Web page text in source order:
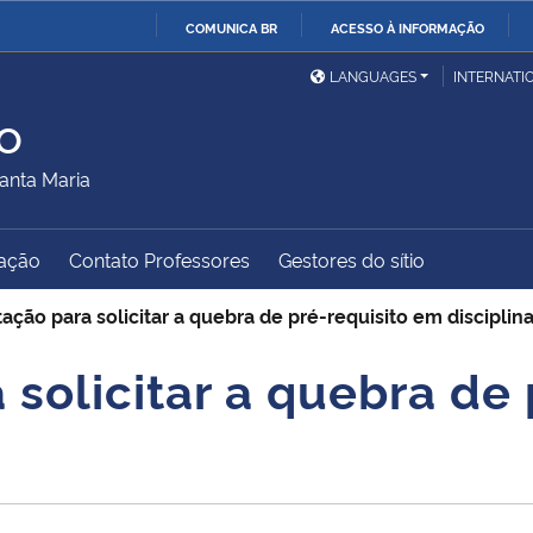
COMUNICA BR ACESSO À INFORMAÇÃO
Ministério da Defesa
Ministério das Relações
Exteriores
Ministério do
Desenvolvimento Regional
Controladoria-Geral da
Advocacia-Geral da União Banco Central do Brasil
LANGUAGES
Maria
Contato Professores Gestores do sítio
para solicitar a quebra de pré-requisito em
solicitar a quebra